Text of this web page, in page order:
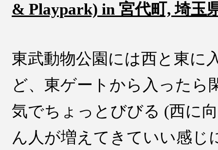
& Playpark) in 宮代町, 埼玉
東武動物公園には西と東に
ど、東ゲートから入ったら
気でちょっとびびる (西に
ん人が増えてきていい感じ